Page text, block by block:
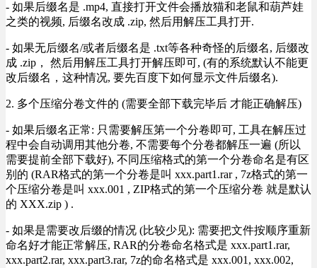
- 如果后缀名是 .mp4, 直接打开文件会播放猫和老鼠和葫芦娃
之类的视频, 后缀名改成 .zip, 然后用解压工具打开.
- 如果无后缀名/或者后缀名是 .txt等各种奇怪的后缀名, 后缀改
成 .zip， 然后用解压工具打开解压即可, (有的系统默认不能更
改后缀名，这种情况, 要先百度下如何显示文件后缀名).
2. 多个压缩分卷文件的 (需要全部下载完毕后 才能正确解压)
- 如果后缀名正常: 只需要解压第一个分卷即可, 工具在解压过
程中会自动调用其他分卷, 不需要每个分卷都解压一遍 (所以
需要提前全部下载好), 不同压缩格式的第一个分卷命名是有区
别的 (RAR格式的第一个分卷是叫 xxx.part1.rar , 7z格式的第一
个压缩分卷是叫 xxx.001 , ZIP格式的第一个压缩分卷 就是默认
的 XXX.zip ) .
- 如果是需要改后缀的情况 (比较少见): 需要把文件按顺序重新
命名好才能正常解压, RAR的分卷命名格式是 xxx.part1.rar,
xxx.part2.rar, xxx.part3.rar, 7z的命名格式是 xxx.001, xxx.002,